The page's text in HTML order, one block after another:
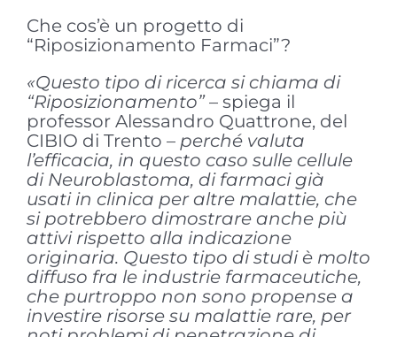
Che cos’è un progetto di
“Riposizionamento Farmaci”?
«Questo tipo di ricerca si chiama di
“Riposizionamento”– spiega il
professor Alessandro Quattrone, del
CIBIO di Trento – perché valuta
l’efficacia, in questo caso sulle cellule
di Neuroblastoma, di farmaci già
usati in clinica per altre malattie, che
si potrebbero dimostrare anche più
attivi rispetto alla indicazione
originaria. Questo tipo di studi è molto
diffuso fra le industrie farmaceutiche,
che purtroppo non sono propense a
investire risorse su malattie rare, per